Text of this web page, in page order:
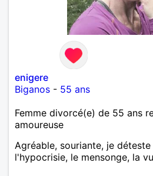
enigere
Biganos - 55 ans
Femme divorcé(e) de 55 ans
amoureuse
Agréable, souriante, je
l'hypocrisie, le mensonge, la